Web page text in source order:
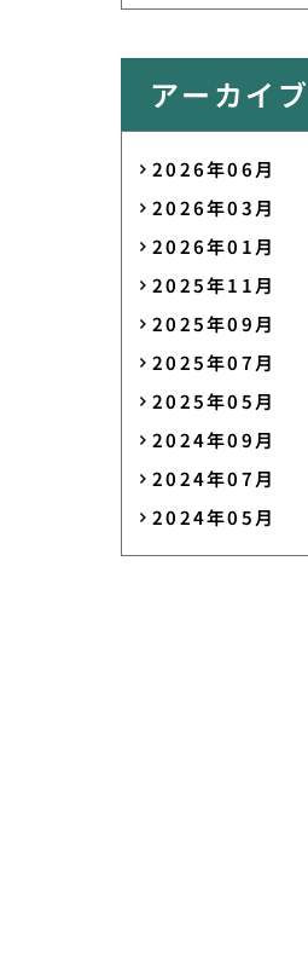
アーカイブ
2026年06月
2026年03月
2026年01月
2025年11月
2025年09月
2025年07月
2025年05月
2024年09月
2024年07月
2024年05月